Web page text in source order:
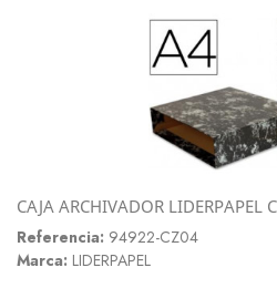
CAJA ARCHIVADOR LIDERPAPEL
Referencia: 94922-CZ04
Marca: LIDERPAPEL